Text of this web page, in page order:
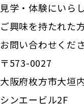
見学・体験にいら
ご興味を持たれた
お問い合わせくださ
〒573-0027
大阪府枚方市大垣
シンエービル2F